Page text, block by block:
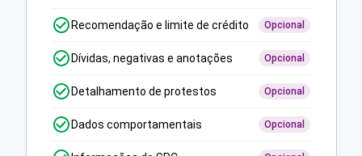
Recomendação e limite de crédito Opcional
Dívidas, negativas e anotações Opcional
Detalhamento de protestos Opcional
Dados comportamentais Opcional